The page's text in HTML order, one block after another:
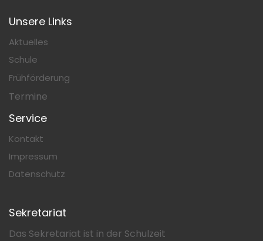
Unsere Links
Aktuelles
Schule
Frühförderung
Termine
Service
Kontakt
Impressum
Datenschutz
Sekretariat
Das Sekretariat ist in der Schulzeit